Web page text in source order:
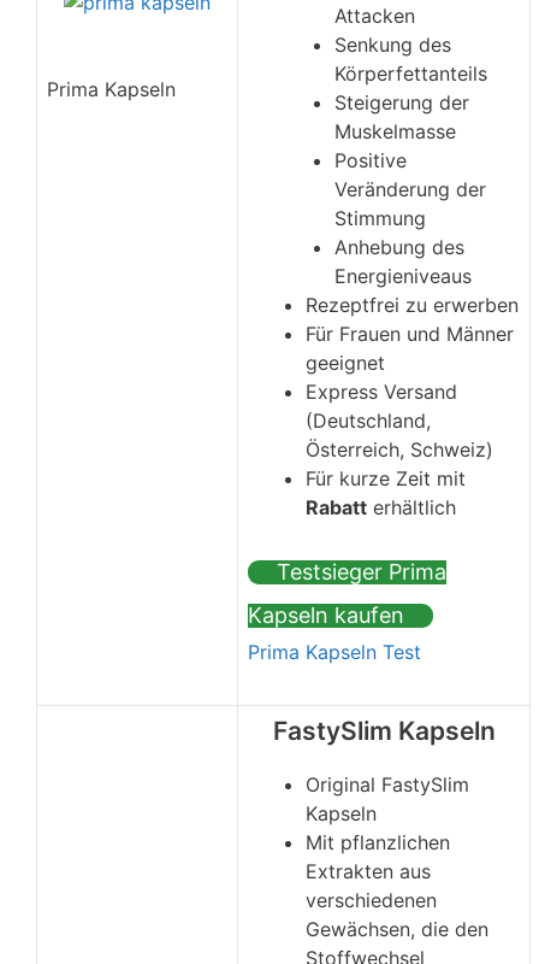
Prima Kapseln
Attacken
Senkung des
Körperfettanteils
Steigerung der
Muskelmasse
Positive
Veränderung der
Stimmung
Anhebung des
Energieniveaus
Rezeptfrei zu erwerben
Für Frauen und Männer
geeignet
Express Versand
(Deutschland,
Österreich, Schweiz)
Für kurze Zeit mit
Rabatt erhältlich
Testsieger Prima
Kapseln kaufen
Prima Kapseln Test
FastySlim Kapseln
Original FastySlim
Kapseln
Mit pflanzlichen
Extrakten aus
verschiedenen
Gewächsen, die den
Stoffwechsel